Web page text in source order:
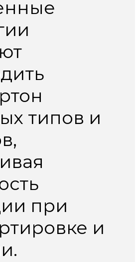
типов и
при
и